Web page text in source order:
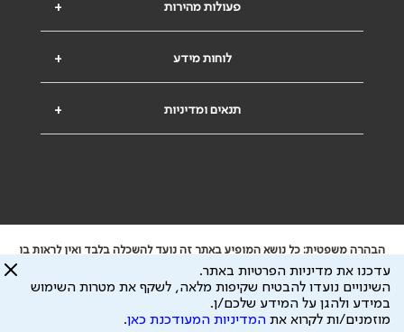
+ פעולות מהירות
+ לוחות מידע
+ תנאים ומדיניות
הבהרה משפטית: כל נושא המופיע באתר זה נועד להשכלה בלבד ואין לראות בו
ייעוץ רפואי או משפטי. אין הר"י אחראית לתוכן המתפרסם באתר זה ולכל נזק
שעלול להיגרם.
ידוע לי שהר"י אוספת ושומרת מידע אישי לצורך מתן השרות וכי חלק ממנו עשוי
להיות מועבר לצדדים שלישיים, הכל בכפוף למדיניות הפרטיות
עדכנו את מדיניות הפרטיות באתר.
השינויים נועדו להבטיח שקיפות מלאה, לשקף את מטרות השימוש
במידע ולהגן על המידע שלכם/ן.
מוזמנים/ות לקרוא את המדיניות המעודכנת כאן.